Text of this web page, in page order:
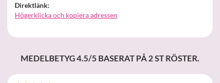
Direktlänk:
Högerklicka och kopiera adressen
MEDELBETYG4.5/5 BASERAT PÅ2ST RÖSTER.